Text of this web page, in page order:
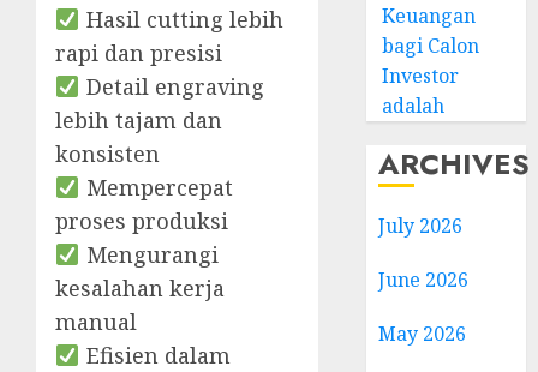
Hasil cutting lebih
rapi dan presisi
Detail engraving
lebih tajam dan
konsisten
Mempercepat
proses produksi
Mengurangi
kesalahan kerja
manual
Efisien dalam
Keuangan
bagi Calon
Investor
adalah
ARCHIVES
July 2026
June 2026
May 2026